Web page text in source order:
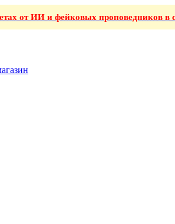
от ИИ и фейковых проповедников в